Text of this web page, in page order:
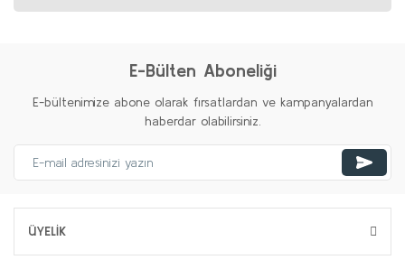
E-Bülten Aboneliği
E-bültenimize abone olarak fırsatlardan ve kampanyalardan
haberdar olabilirsiniz.
ÜYELİK